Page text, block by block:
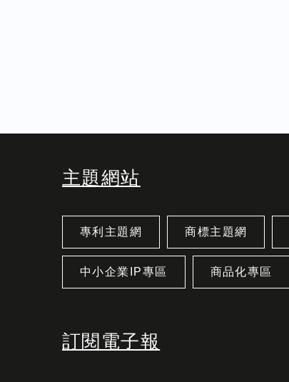
主題網站
專利主題網 商標主題網
中小企業IP專區 商品化專區
訂閱電子報